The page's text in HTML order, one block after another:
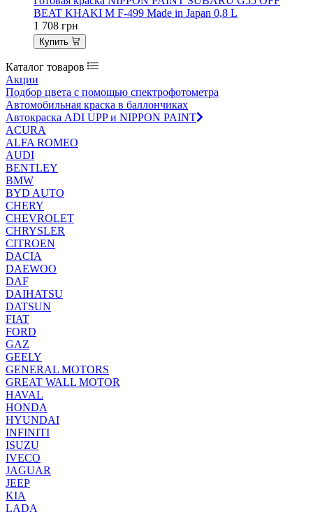
BEAT KHAKI M F-499 Made in Japan 0,8 L
1 708 грн
Купить
Каталог товаров
Акции
Подбор цвета с помощью спектрофотометра
Автомобильная краска в баллончиках
Автокраска ADI UPP и NIPPON PAINT
ACURA
ALFA ROMEO
AUDI
BENTLEY
BMW
BYD AUTO
CHERY
CHEVROLET
CHRYSLER
CITROEN
DACIA
DAEWOO
DAF
DAIHATSU
DATSUN
FIAT
FORD
GAZ
GEELY
GENERAL MOTORS
GREAT WALL MOTOR
HAVAL
HONDA
HYUNDAI
INFINITI
ISUZU
IVECO
JAGUAR
JEEP
KIA
LADA